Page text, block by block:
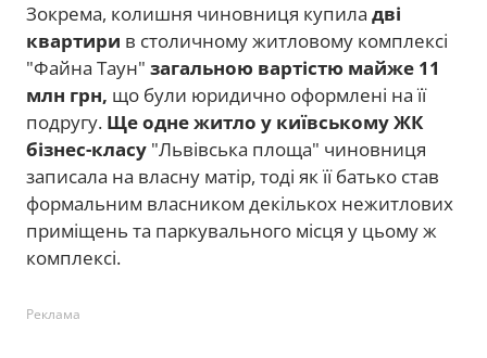
Зокрема, колишня чиновниця купила дві
квартири в столичному житловому комплексі
"Файна Таун" загальною вартістю майже 11
млн грн, що були юридично оформлені на її
подругу. Ще одне житло у київському ЖК
бізнес-класу "Львівська площа" чиновниця
записала на власну матір, тоді як її батько став
формальним власником декількох нежитлових
приміщень та паркувального місця у цьому ж
комплексі.
Реклама